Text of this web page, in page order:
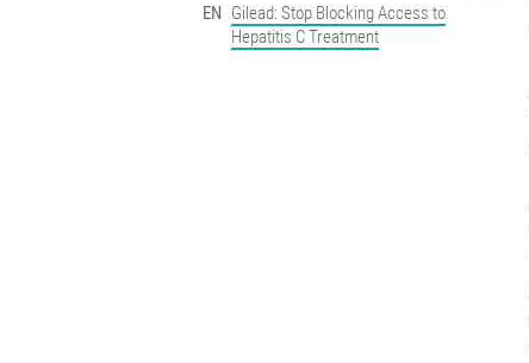
EN Gilead: Stop Blocking Access to
Hepatitis C Treatment